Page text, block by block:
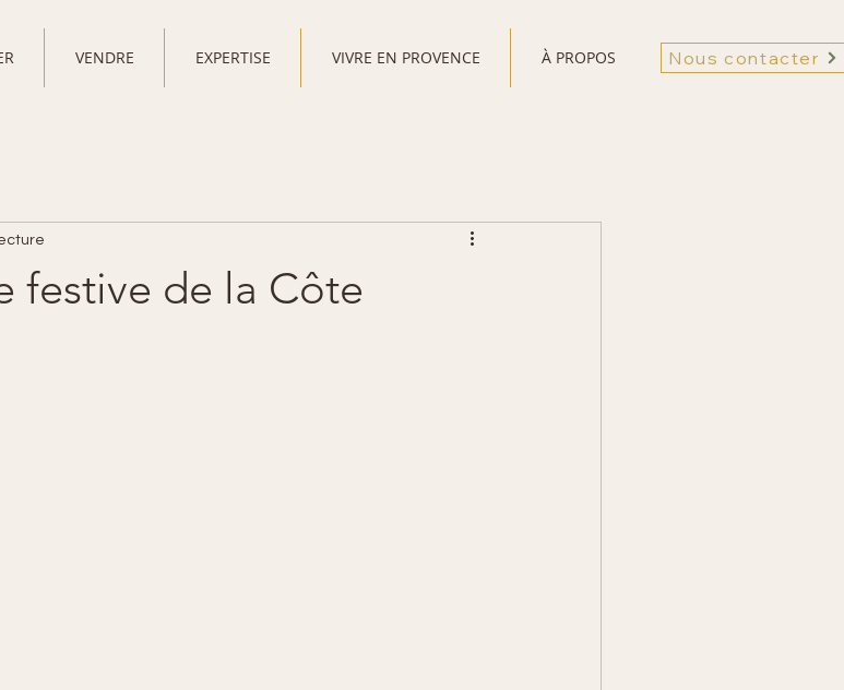
VENDRE EXPERTISE VIVRE EN PROVENCE À PROPOS Nous contacter
festive de la Côte